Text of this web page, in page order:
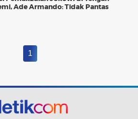
Ade Armando: Tidak Pantas
1